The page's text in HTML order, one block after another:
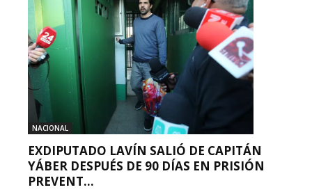
NACIONAL
EXDIPUTADO LAVÍN SALIÓ DE CAPITÁN
YÁBER DESPUÉS DE 90 DÍAS EN PRISIÓN
PREVENT...